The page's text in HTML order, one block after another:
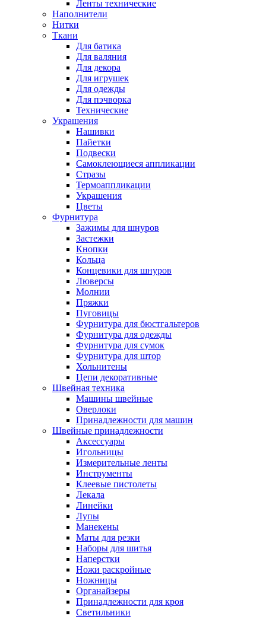
Ленты технические
Наполнители
Нитки
Ткани
Для батика
Для валяния
Для декора
Для игрушек
Для одежды
Для пэчворка
Технические
Украшения
Нашивки
Пайетки
Подвески
Самоклеющиеся аппликации
Стразы
Термоаппликации
Украшения
Цветы
Фурнитура
Зажимы для шнуров
Застежки
Кнопки
Кольца
Концевики для шнуров
Люверсы
Молнии
Пряжки
Пуговицы
Фурнитура для бюстгальтеров
Фурнитура для одежды
Фурнитура для сумок
Фурнитура для штор
Хольнитены
Цепи декоративные
Швейная техника
Машины швейные
Оверлоки
Принадлежности для машин
Швейные принадлежности
Аксессуары
Игольницы
Измерительные ленты
Инструменты
Клеевые пистолеты
Лекала
Линейки
Лупы
Манекены
Маты для резки
Наборы для шитья
Наперстки
Ножи раскройные
Ножницы
Органайзеры
Принадлежности для кроя
Светильники